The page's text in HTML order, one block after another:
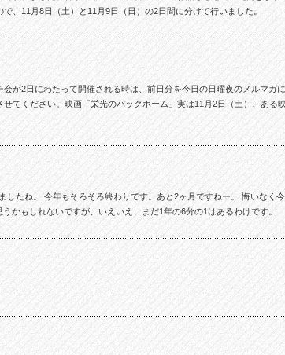
、11月8日（土）と11月9日（日）の2日間に分けて行いました。
が2日にわたって開催される時は、前日分を今日の日曜夜のメルマガ
てください。映画「栄光のバックホーム」実は11月2日（土）、ある
したね。 今年もそろそろ終わりです。あと2ヶ月ですねー。 悔いなく
かもしれないですが、いえいえ、まだ1年の6分の1はあるわけです。